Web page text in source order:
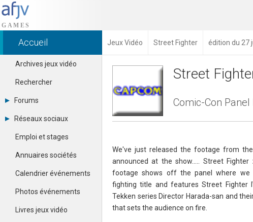
Accueil Jeux Vidéo Street Fighter édition du 27
Archives jeux vidéo
Rechercher
Forums
Tous les forums
Se connecter
Contacter un modérateur
Réseaux sociaux
Dailymotion
Facebook
Google+
Pinterest
Youtube
Emploi et stages
Annuaires sociétés
Calendrier événements
Photos événements
Livres jeux vidéo
Street
Comic-Con Panel
We've just released the footage from
announced at the show..... Street
footage shows off the panel where we
fighting title and features Street Fighter
Tekken series Director Harada-san and
that sets the audience on fire.